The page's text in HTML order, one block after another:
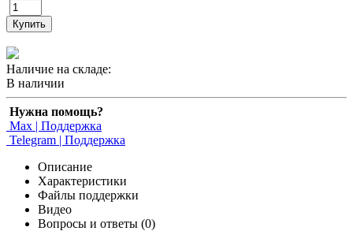
Купить
Наличие на складе:
В наличии
Нужна помощь?
Max | Поддержка
Telegram | Поддержка
Описание
Характеристики
Файлы поддержки
Видео
Вопросы и ответы (0)